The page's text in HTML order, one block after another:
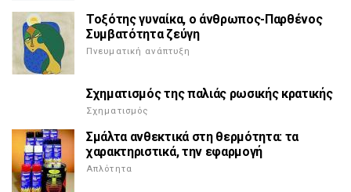
Τοξότης γυναίκα, ο άνθρωπος-Παρθένος
Συμβατότητα ζεύγη
Πνευματική ανάπτυξη
Σχηματισμός της παλιάς ρωσικής κρατικής
Σχηματισμός
Σμάλτα ανθεκτικά στη θερμότητα: τα
χαρακτηριστικά, την εφαρμογή
Απλότητα